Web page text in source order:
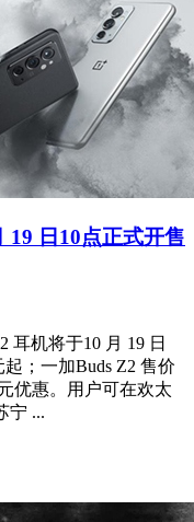
19 日10点正式开售
耳机将于10 月 19 日
；一加Buds Z2 售价
优惠。用户可在欢太
宁 ...